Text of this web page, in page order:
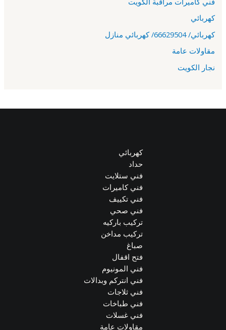
كهربائي
كهربائي/ 66629504/ كهربائي منازل
مقاولات عامة
نجار الكويت
كهربائي
حداد
فني ستلايت
فني كاميرات
فني تكييف
فني صحي
تركيب باركيه
تركيب مداخن
صباغ
فتح اقفال
فني المونيوم
فني انتركم وبدالات
فني ثلاجات
فني طباخات
فني غسلات
مقاولات عامة